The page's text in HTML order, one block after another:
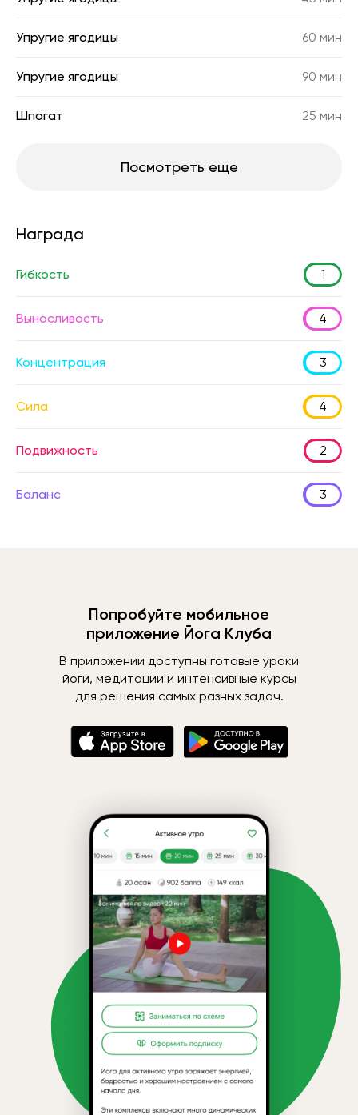
Упругие ягодицы 60 мин
Упругие ягодицы 90 мин
Шпагат 25 мин
Посмотреть еще
Награда
Гибкость 1
Выносливость 4
Концентрация 3
Сила 4
Подвижность 2
Баланс 3
Попробуйте мобильное
приложение Йога Клуба
В приложении доступны готовые уроки
йоги, медитации и интенсивные курсы
для решения самых разных задач.